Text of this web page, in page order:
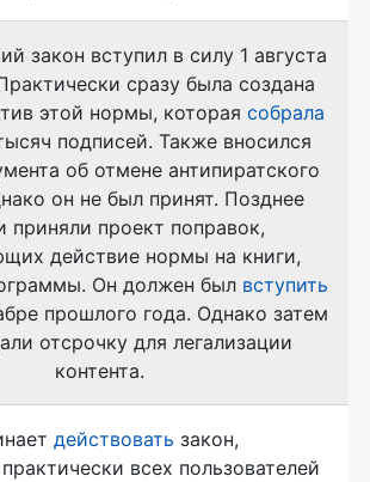
закон вступил в силу 1 августа
сразу была создана
этой нормы, которая собрала
подписей. Также вносился
об отмене антипиратского
он не был принят. Позднее
приняли проект поправок,
действие нормы на книги,
Он должен был вступить
прошлого года. Однако затем
отсрочку для легализации
контента.
действовать закон,
всех пользователей